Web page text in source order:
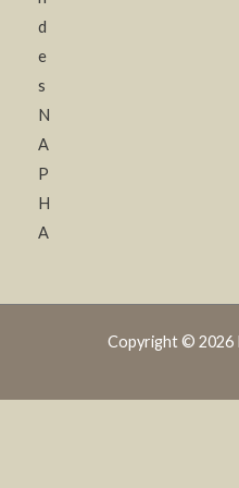
d
e
s
N
A
P
H
A
Copyright © 2026